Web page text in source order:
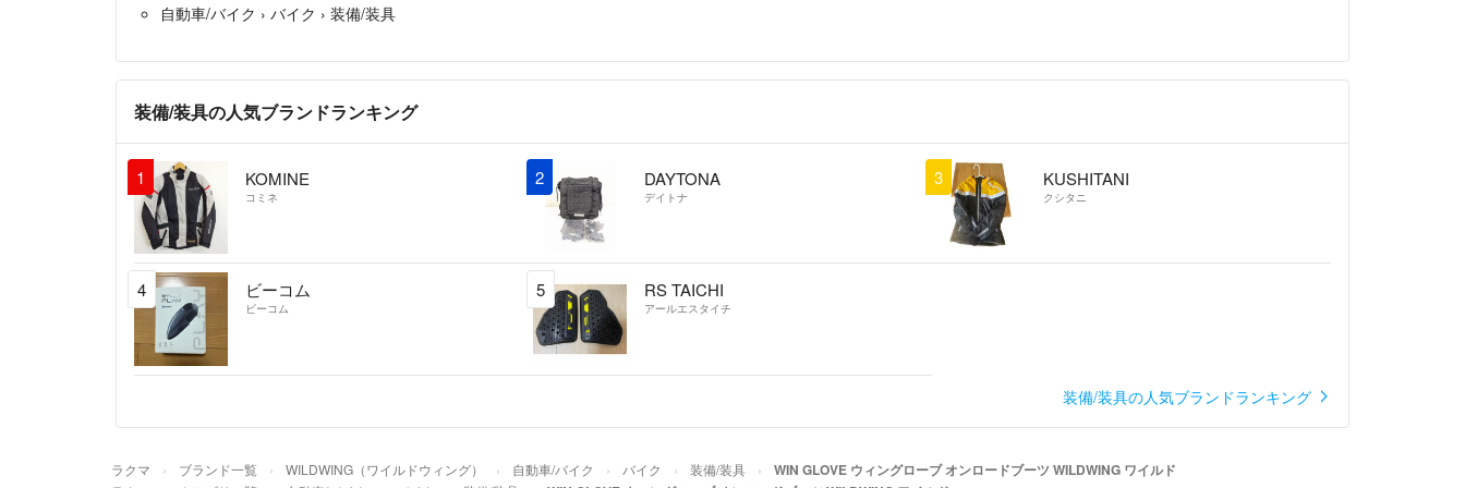
自動車/バイク › バイク › 装備/装具
装備/装具の人気ブランドランキング
1 KOMINE
コミネ
2 DAYTONA
デイトナ
3 KUSHITANI
クシタニ
4 ビーコム
ビーコム
5 RS TAICHI
アールエスタイチ
装備/装具の人気ブランドランキング
ラクマ ブランド一覧 WILDWING（ワイルドウィング） 自動車/バイク バイク 装備/装具 WIN GLOVE ウィングローブ オンロードブーツ WILDWING ワイルド